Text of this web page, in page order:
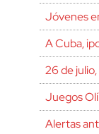
Jóvenes
A Cuba,
26 de
Juegos
Alertas